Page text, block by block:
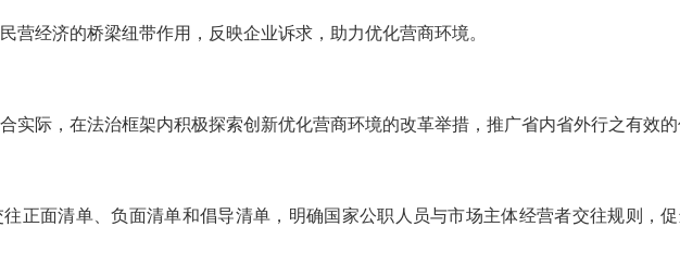
营经济的桥梁纽带作用，反映企业诉求，助力优化营商环境。
实际，在法治框架内积极探索创新优化营商环境的改革举措，推广省内省外行之有效的
正面清单、负面清单和倡导清单，明确国家公职人员与市场主体经营者交往规则，